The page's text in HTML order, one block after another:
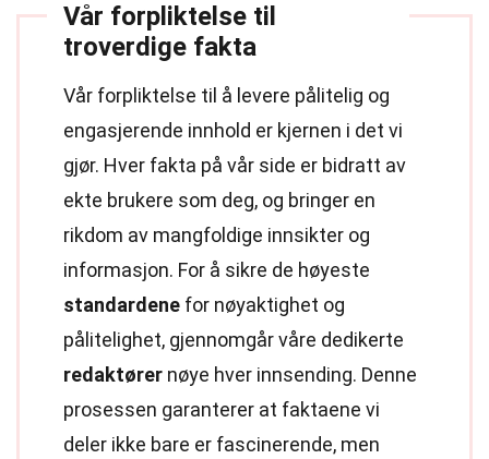
Vår forpliktelse til
troverdige fakta
Vår forpliktelse til å levere pålitelig og
engasjerende innhold er kjernen i det vi
gjør. Hver fakta på vår side er bidratt av
ekte brukere som deg, og bringer en
rikdom av mangfoldige innsikter og
informasjon. For å sikre de høyeste
standardene for nøyaktighet og
pålitelighet, gjennomgår våre dedikerte
redaktører nøye hver innsending. Denne
prosessen garanterer at faktaene vi
deler ikke bare er fascinerende, men